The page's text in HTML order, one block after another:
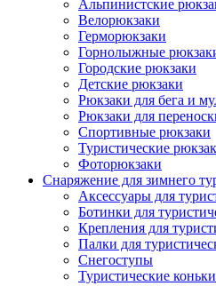
Альпинистские
Велорюкзаки
Герморюкзаки
Горнолыжные
Городские рюкзаки
Детские рюкзаки
Рюкзаки для бега и
Рюкзаки для
Спортивные рюкзаки
Туристические
Фоторюкзаки
Снаряжение для зимнего
Аксессуары для
Ботинки для
Крепления для
Палки для
Снегоступы
Туристические коньки